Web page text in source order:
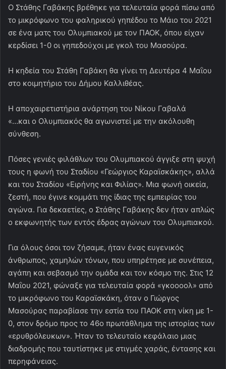
Ο Στάθης Γαβάκης βρέθηκε για τελευταία φορά πίσω από
το μικρόφωνο του φαληρικού γηπέδου το Μάιο του 2021
σε ένα ματς του Ολυμπιακού με τον ΠΑΟΚ, όπου είχαν
κερδίσει 1-0 οι γηπεδούχοι με γκολ του Μασούρα.
Η κηδεία του Στάθη Γαβάκη θα γίνει τη Δευτέρα 4 Μαΐου
στο κοιμητήριο του Δήμου Καλλιθέας.
Η αποχαιρετιστήρια ανάρτηση του Νίκου Γαβαλά
«…και ο Ολυμπιακός θα αγωνιστεί με την ακόλουθη
σύνθεση.
Πόσες γενιές φιλάθλων του Ολυμπιακού άγγιξε στη ψυχή
τους η φωνή του Σταδίου «Γεώργιος Καραϊσκάκης», αλλά
και του Σταδίου «Ειρήνης και Φιλίας». Μια φωνή οικεία,
ζεστή, που έγινε κομμάτι της ίδιας της εμπειρίας του
αγώνα. Για δεκαετίες, ο Στάθης Γαβάκης δεν ήταν απλώς
ο εκφωνητής των εντός έδρας αγώνων του Ολυμπιακού.
Για όλους όσοι τον ζήσαμε, ήταν ένας ευγενικός
άνθρωπος, χαμηλών τόνων, που υπηρέτησε με συνέπεια,
αγάπη και σεβασμό την ομάδα και τον κόσμο της. Στις 12
Μαΐου 2021, φώναξε για τελευταία φορά «γκοοοολ» από
το μικρόφωνο του Καραϊσκάκη, όταν ο Γιώργος
Μασούρας παραβίασε την εστία του ΠΑΟΚ στη νίκη με 1-
0, στον δρόμο προς το 46ο πρωτάθλημα της ιστορίας των
«ερυθρόλευκων». Ήταν το τελευταίο κεφάλαιο μιας
διαδρομής που ταυτίστηκε με στιγμές χαράς, έντασης και
περηφάνειας.